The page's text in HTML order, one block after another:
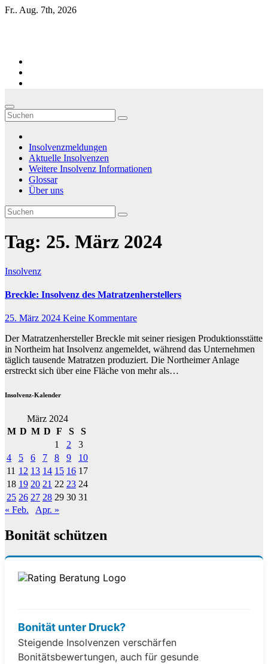
Zum
Fr.. Aug. 7th, 2026
Insolvenzmeldungen
Aktuelle Insolvenzen
Weitere Insolvenz Informationen
Glossar
Über uns
Tag: 25. März 2024
Insolvenz
Breckle: Insolvenz des Matratzenherstellers
25. März 2024 Keine Kommentare
Der Matratzenhersteller Breckle mit seiner riesigen Produktionsstätte
in Northeim hat Insolvenz angemeldet, während das Unternehmen
täglich tausende Matratzen produziert. Die Northeimer Anlage
erstreckt sich über eine Fläche von mehr als…
Insolvenz-Kalender
März 2024
M D M D F S
S
1
2
3
4
5 6 7 8 9
10
11 12 13 14 15 16 17
18 19 20 21 22 23 24
25 26 27 28 29 30 31
« Feb.
Apr. »
Bonität schützen
Bonität unter Druck?
Steigende Insolvenzen verschärfen
Bonitätsbewertungen, auch für gesunde